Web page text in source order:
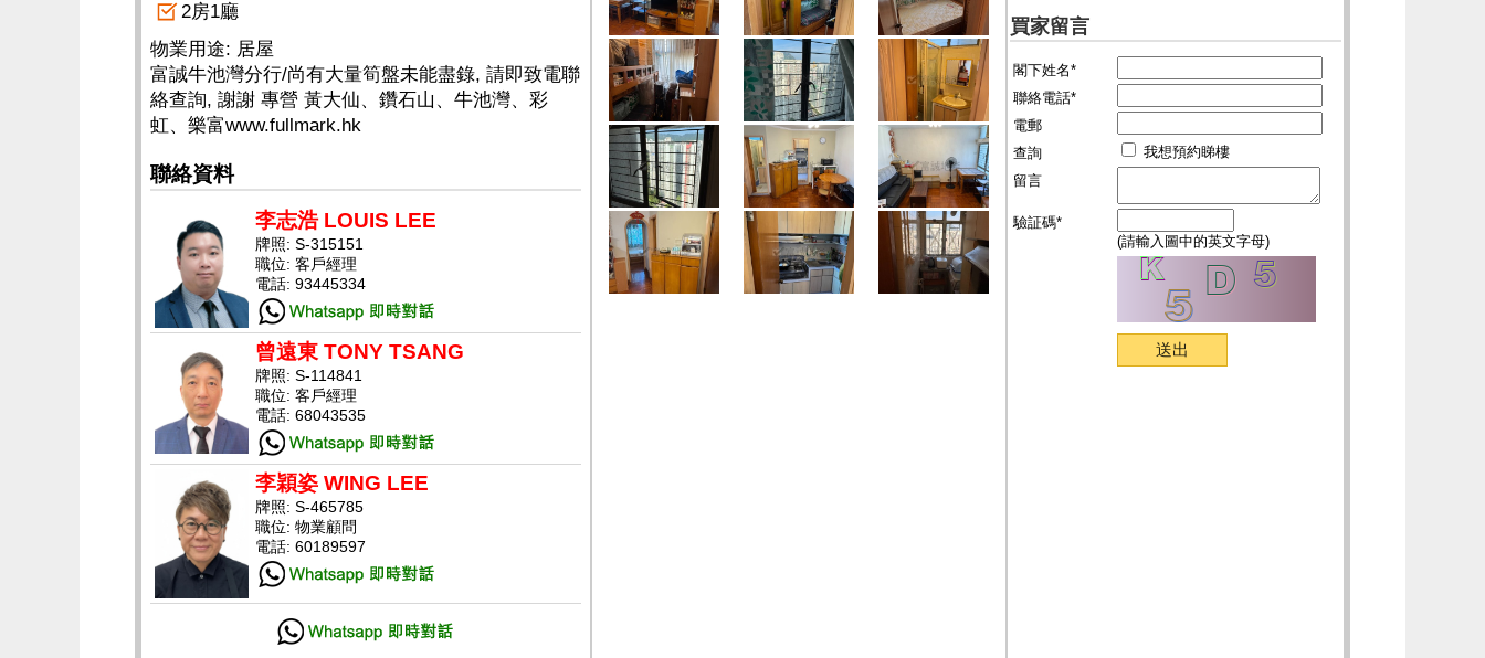
買家留言
閣下姓名*
聯絡電話*
電郵
查詢
我想預約睇樓
留言
驗証碼*
(請輸入圖中的英文字母)
2房1廳
物業用途: 居屋
富誠牛池灣分行/尚有大量筍盤未能盡錄, 請即致電聯
絡查詢, 謝謝 專營 黃大仙、鑽石山、牛池灣、彩
虹、樂富www.fullmark.hk
聯絡資料
李志浩 LOUIS LEE
牌照: S-315151
職位: 客戶經理
電話: 93445334
曾遠東 TONY TSANG
牌照: S-114841
職位: 客戶經理
電話: 68043535
李穎姿 WING LEE
牌照: S-465785
職位: 物業顧問
電話: 60189597